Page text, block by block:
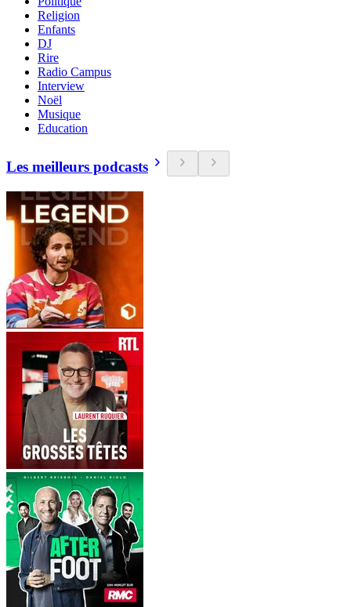
Religion
Enfants
DJ
Rire
Radio Campus
Interview
Noël
Musique
Education
Les meilleurs podcasts